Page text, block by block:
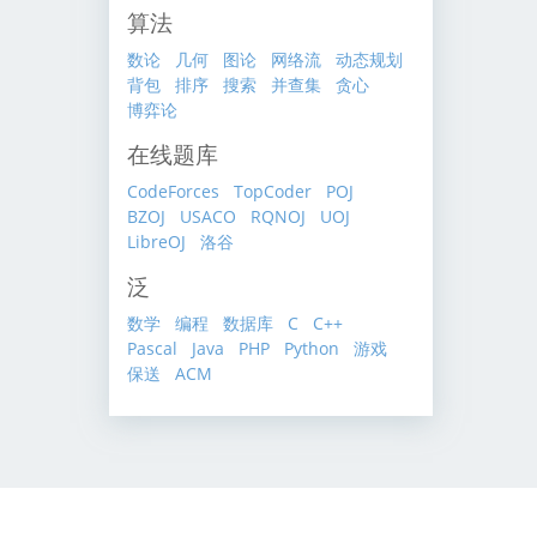
算法
数论 几何 图论 网络流
动态规划
背包
排序 搜索 并查集
贪心
博弈论
在线题库
CodeForces TopCoder
POJ
BZOJ
USACO RQNOJ
UOJ
LibreOJ
洛谷
泛
数学 编程 数据库 C
C++
Pascal
Java PHP Python
游戏
保送
ACM